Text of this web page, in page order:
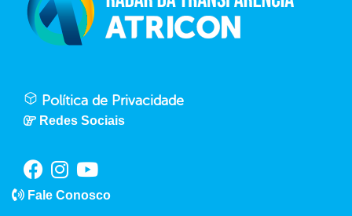
Política de Privacidade
Redes Sociais
Fale Conosco